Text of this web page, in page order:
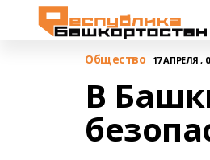
Общество 17 АПРЕЛЯ ,
В